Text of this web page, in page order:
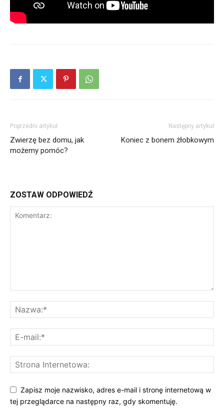
Poprzedni artykuł
Zwierzę bez domu, jak
możemy pomóc?
Następny artykuł
Koniec z bonem żłobkowym
ZOSTAW ODPOWIEDŹ
Zapisz moje nazwisko, adres e-mail i stronę internetową w
tej przeglądarce na następny raz, gdy skomentuję.